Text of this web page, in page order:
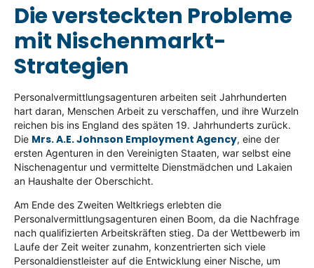
Die versteckten Probleme
mit Nischenmarkt-
Strategien
Personalvermittlungsagenturen arbeiten seit Jahrhunderten
hart daran, Menschen Arbeit zu verschaffen, und ihre Wurzeln
reichen bis ins England des späten 19. Jahrhunderts zurück.
Die Mrs. A.E. Johnson Employment Agency, eine der
ersten Agenturen in den Vereinigten Staaten, war selbst eine
Nischenagentur und vermittelte Dienstmädchen und Lakaien
an Haushalte der Oberschicht.
Am Ende des Zweiten Weltkriegs erlebten die
Personalvermittlungsagenturen einen Boom, da die Nachfrage
nach qualifizierten Arbeitskräften stieg. Da der Wettbewerb im
Laufe der Zeit weiter zunahm, konzentrierten sich viele
Personaldienstleister auf die Entwicklung einer Nische, um